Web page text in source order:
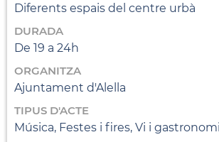
Diferents espais del centre urbà
DURADA
De 19 a 24h
ORGANITZA
Ajuntament d'Alella
TIPUS D'ACTE
Música, Festes i fires, Vi i